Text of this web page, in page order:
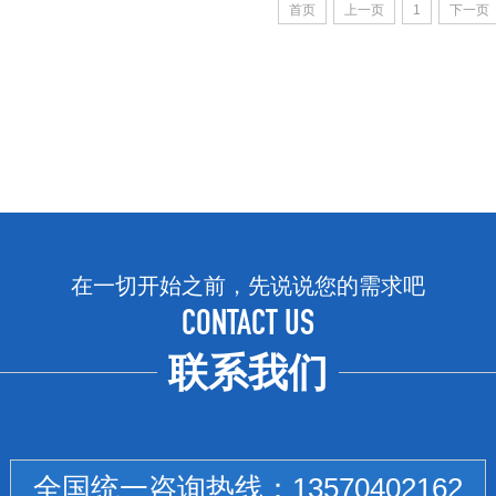
首页 上一页 1 下一页
在一切开始之前，先说说您的需求吧
CONTACT US
联系我们
全国统一咨询热线： 13570402162